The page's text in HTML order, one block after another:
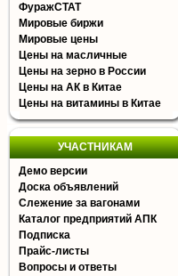
ФуражСТАТ
Мировые биржи
Мировые цены
Цены на масличные
Цены на зерно в России
Цены на АК в Китае
Цены на витамины в Китае
УЧАСТНИКАМ
Демо версии
Доска объявлений
Слежение за вагонами
Каталог предприятий АПК
Подписка
Прайс-листы
Вопросы и ответы